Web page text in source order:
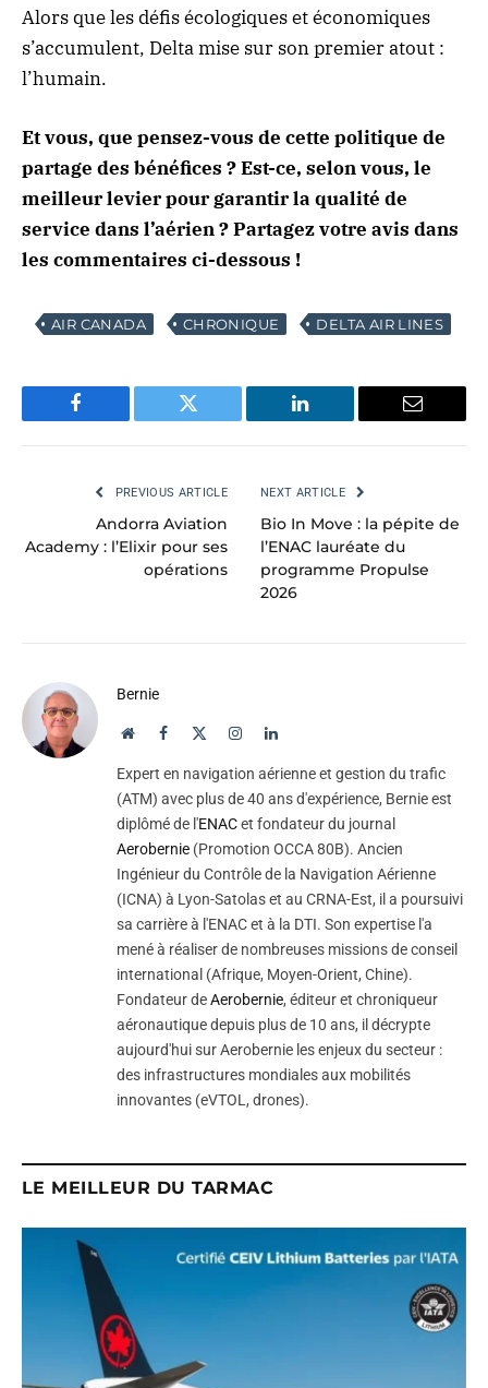
Alors que les défis écologiques et économiques
s’accumulent, Delta mise sur son premier atout :
l’humain.
Et vous, que pensez-vous de cette politique de
partage des bénéfices ? Est-ce, selon vous, le
meilleur levier pour garantir la qualité de
service dans l’aérien ? Partagez votre avis dans
les commentaires ci-dessous !
AIR CANADA CHRONIQUE DELTA AIR LINES
Facebook Twitter LinkedIn Email
PREVIOUS ARTICLE
Andorra Aviation
Academy : l’Elixir pour ses
opérations
NEXT ARTICLE
Bio In Move : la pépite de
l’ENAC lauréate du
programme Propulse
2026
Bernie
WebsiteFacebook InstagramLinkedIn
Expert en navigation aérienne et gestion du trafic
(ATM) avec plus de 40 ans d'expérience, Bernie est
diplômé de l'ENACet fondateur du journal
Aerobernie (Promotion OCCA 80B). Ancien
Ingénieur du Contrôle de la Navigation Aérienne
(ICNA) à Lyon-Satolas et au CRNA-Est, il a poursuivi
sa carrière à l'ENAC et à la DTI. Son expertise l'a
mené à réaliser de nombreuses missions de conseil
international (Afrique, Moyen-Orient, Chine).
Fondateur deAerobernie, éditeur et chroniqueur
aéronautique depuis plus de 10 ans, il décrypte
aujourd'hui sur Aerobernie les enjeux du secteur :
des infrastructures mondiales aux mobilités
innovantes (eVTOL, drones).
LE MEILLEUR DU TARMAC